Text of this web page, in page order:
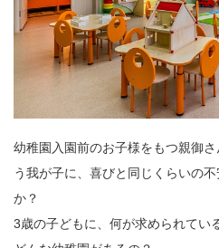
幼稚園入園前のお子様をもつ親御
う我が子に、喜びと同じくらいの
か？
3歳の子どもに、何が求められてい